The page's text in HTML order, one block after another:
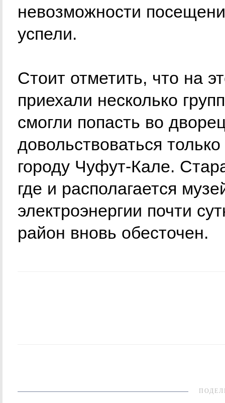
невозможности
успели.
Стоит отметить, что на
приехали несколько
смогли попасть во
довольствоваться
городу Чуфут-Кале.
где и располагается
электроэнергии почти
район вновь обесточен.